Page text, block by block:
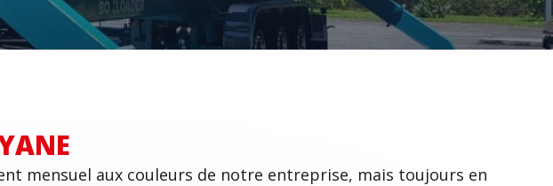
mensuel aux couleurs de notre entreprise, mais toujours en